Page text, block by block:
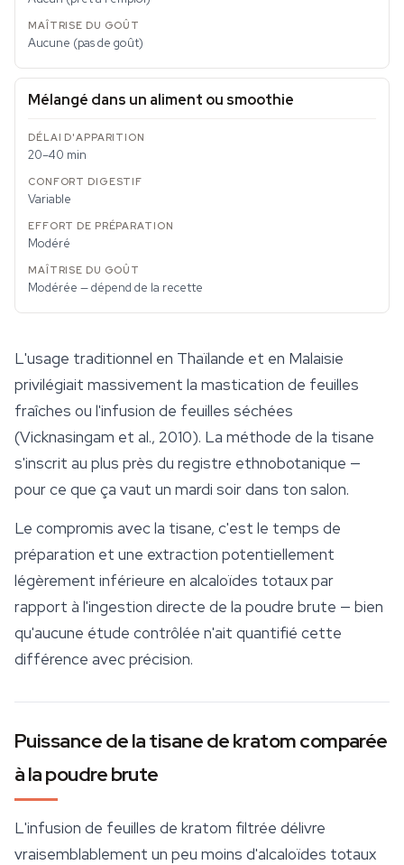
Aucune (pas de goût)
Mélangé dans un aliment ou smoothie
20–40 min
Variable
Modéré
Modérée — dépend de la recette
L'usage traditionnel en Thaïlande et en Malaisie
privilégiait massivement la mastication de feuilles
fraîches ou l'infusion de feuilles séchées
(Vicknasingam et al., 2010). La méthode de la tisane
s'inscrit au plus près du registre ethnobotanique —
pour ce que ça vaut un mardi soir dans ton salon.
Le compromis avec la tisane, c'est le temps de
préparation et une extraction potentiellement
légèrement inférieure en alcaloïdes totaux par
rapport à l'ingestion directe de la poudre brute — bien
qu'aucune étude contrôlée n'ait quantifié cette
différence avec précision.
Puissance de la tisane de kratom comparée
à la poudre brute
L'infusion de feuilles de kratom filtrée délivre
vraisemblablement un peu moins d'alcaloïdes totaux